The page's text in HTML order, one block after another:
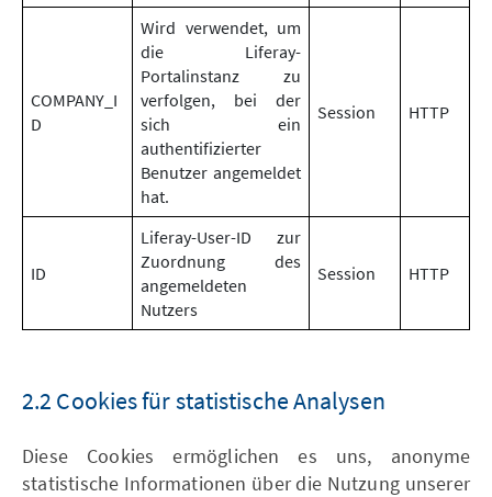
COMPANY_I
D
Wird verwendet, um
die Liferay-
Portalinstanz zu
verfolgen, bei der
sich ein
authentifizierter
Benutzer angemeldet
hat.
Session HTTP
ID
Liferay-User-ID zur
Zuordnung des
angemeldeten
Nutzers
Session HTTP
2.2 Cookies für statistische Analysen
Diese Cookies ermöglichen es uns, anonyme
statistische Informationen über die Nutzung unserer